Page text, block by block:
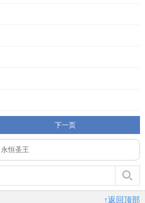
下一页
永恒圣王
↑返回顶部